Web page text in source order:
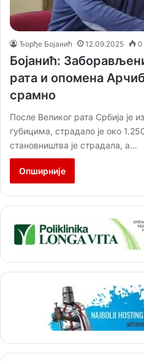
Ђорђе Бојанић 12.09.2025 0
Бојанић:
рата и опомена
срамно
После Великог рата Србија је
губицима, страдало је око
становништва је страдала, а…
Опширније